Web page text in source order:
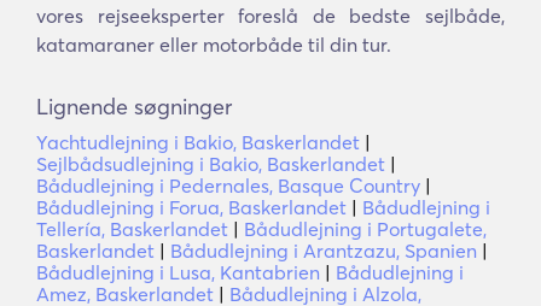
vores rejseeksperter foreslå de bedste sejlbåde,
katamaraner eller motorbåde til din tur.
Lignende søgninger
Yachtudlejning i Bakio, Baskerlandet |
Sejlbådsudlejning i Bakio, Baskerlandet |
Bådudlejning i Pedernales, Basque Country |
Bådudlejning i Forua, Baskerlandet | Bådudlejning i
Tellería, Baskerlandet | Bådudlejning i Portugalete,
Baskerlandet | Bådudlejning i Arantzazu, Spanien |
Bådudlejning i Lusa, Kantabrien | Bådudlejning i
Amez, Baskerlandet | Bådudlejning i Alzola,